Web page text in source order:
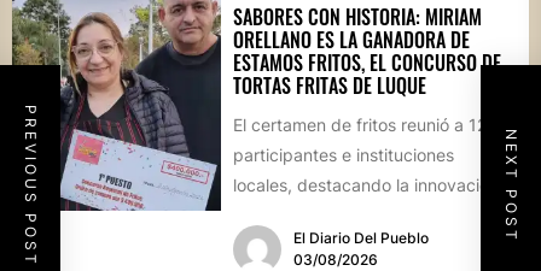
PREVIOUS POST NEXT POST
SABORES CON HISTORIA: MIRIAM
ORELLANO ES LA GANADORA DE
ESTAMOS FRITOS, EL CONCURSO DE
TORTAS FRITAS DE LUQUE
El certamen de fritos reunió a 12
participantes e instituciones
locales, destacando la innovación
culinaria y el profundo arraigo de...
El Diario Del Pueblo
03/08/2026